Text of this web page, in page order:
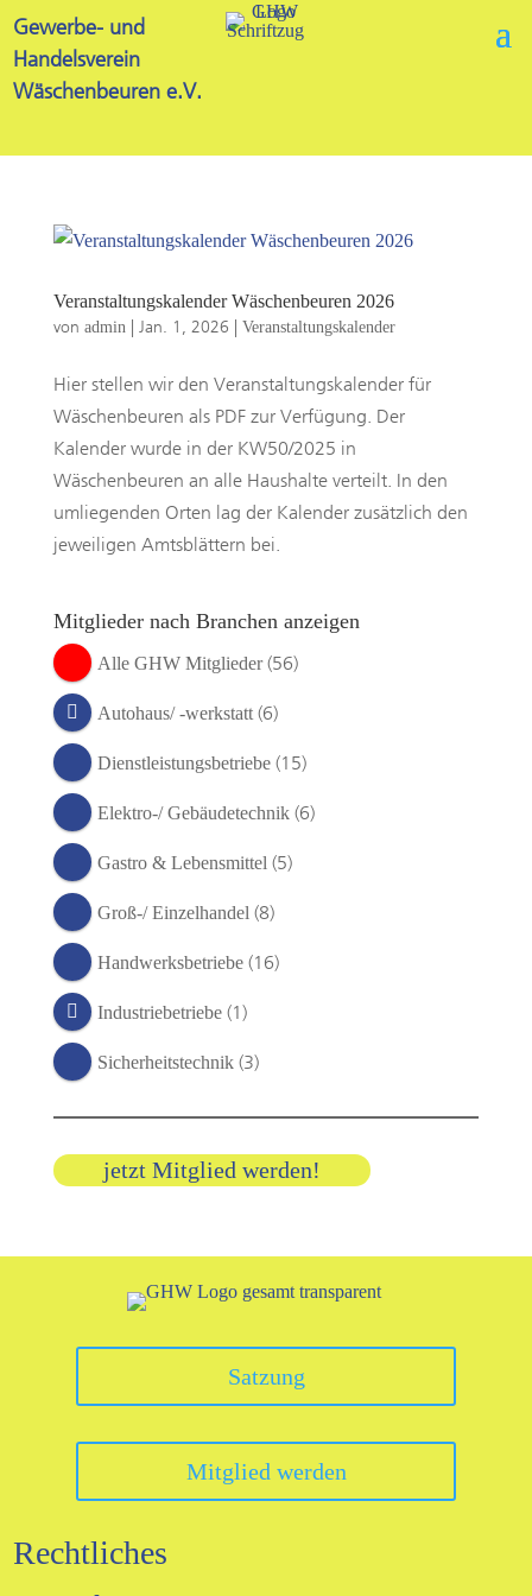
Gewerbe- und
Handelsverein
Wäschenbeuren e.V.
Veranstaltungskalender Wäschenbeuren 2026
von admin| Jan. 1, 2026 Veranstaltungskalender
Hier stellen wir den Veranstaltungskalender für
Wäschenbeuren als PDF zur Verfügung. Der
Kalender wurde in der KW50/2025 in
Wäschenbeuren an alle Haushalte verteilt. In den
umliegenden Orten lag der Kalender zusätzlich den
jeweiligen Amtsblättern bei.
Mitglieder nach Branchen anzeigen
Alle GHW Mitglieder (56)
Autohaus/ -werkstatt (6)
Dienstleistungsbetriebe (15)
Elektro-/ Gebäudetechnik (6)
Gastro & Lebensmittel (5)
Groß-/ Einzelhandel (8)
Handwerksbetriebe (16)
Industriebetriebe (1)
Sicherheitstechnik (3)
jetzt Mitglied werden!
Satzung
Mitglied werden
Rechtliches